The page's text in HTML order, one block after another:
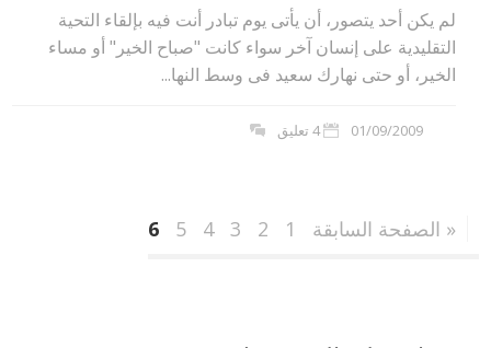
لم يكن أحد يتصور، أن يأتى يوم تبادر أنت فيه بإلقاء التحية
التقليدية على إنسان آخر سواء كانت "صباح الخير" أو مساء
الخير، أو حتى نهارك سعيد فى وسط النها...
01/09/2009 4 تعليق
« الصفحة السابقة 1
2
3
4
5
6